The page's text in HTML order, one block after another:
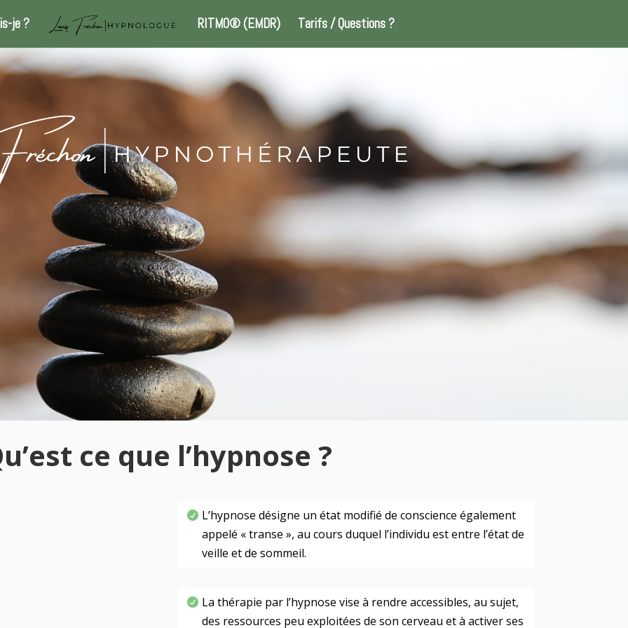
je ? RITMO® (EMDR) Tarifs / Questions ?
ce que l’hypnose ?
L’hypnose désigne un état modifié de conscience également
appelé « transe », au cours duquel l’individu est entre l’état de
veille et de sommeil.
La thérapie par l’hypnose vise à rendre accessibles, au sujet,
des ressources peu exploitées de son cerveau et à activer ses